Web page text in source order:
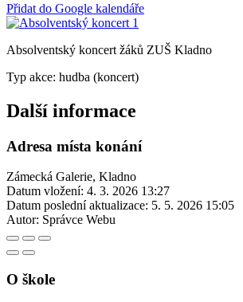
Přidat do Google kalendáře
Absolventský koncert žáků ZUŠ Kladno
Typ akce: hudba (koncert)
Další informace
Adresa místa konání
Zámecká Galerie, Kladno
Datum vložení: 4. 3. 2026 13:27
Datum poslední aktualizace: 5. 5. 2026 15:05
Autor: Správce Webu
O škole